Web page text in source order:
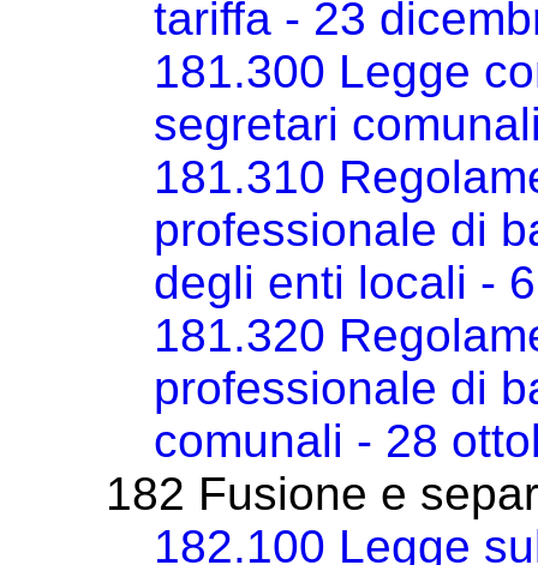
tariffa - 23
181.300 Legge
segretari
181.310
professionale di
degli enti locali -
181.320
professionale di
comunali - 28
182 Fusione e
182.100 Legge